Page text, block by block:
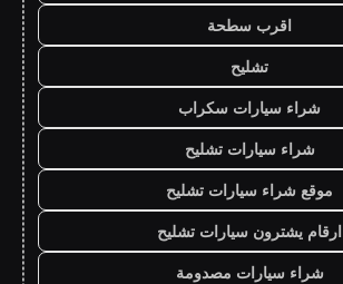
اقرب سطحة
تشليح
شراء سيارات سكراب
شراء سيارات تشليح
موقع شراء سيارات تشليح
ارقام يشترون سيارات تشليح
شراء سيارات مصدومة